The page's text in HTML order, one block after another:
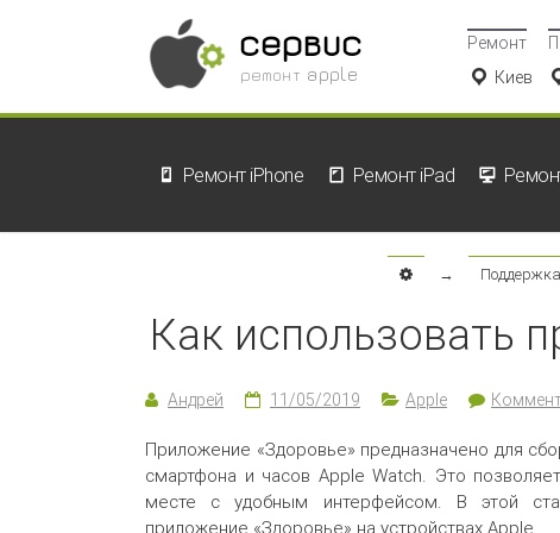
сервис
ремонт apple
Ремонт
Киев
Ремонт iPhone Ремонт iPad
→ Поддержка
Как использовать
Андрей 11/05/2019 Apple
Приложение «Здоровье» предназначено для
смартфона и часов Apple Watch. Это
месте с удобным интерфейсом. В этой
приложение «Здоровье» на устройствах Apple.